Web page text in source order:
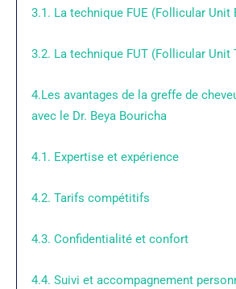
3.1. La technique FUE (Follicular Unit
3.2. La technique FUT (Follicular Unit
4.Les avantages de la greffe de
avec le Dr. Beya Bouricha
4.1. Expertise et expérience
4.2. Tarifs compétitifs
4.3. Confidentialité et confort
4.4. Suivi et accompagnement